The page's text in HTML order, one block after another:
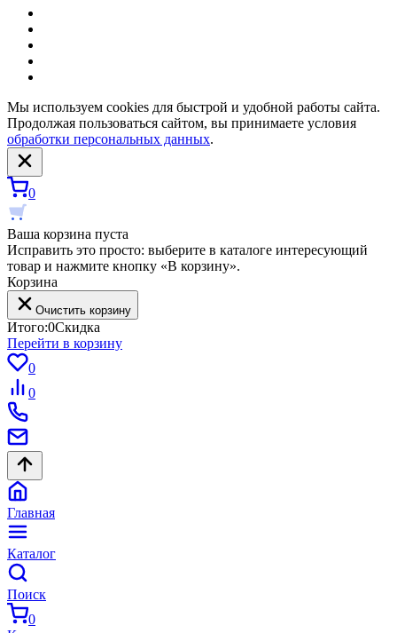
Мы используем cookies для быстрой и удобной работы сайта.
Продолжая пользоваться сайтом, вы принимаете условия
обработки персональных данных.
0
Ваша корзина пуста
Исправить это просто: выберите в каталоге интересующий
товар и нажмите кнопку «В корзину».
Корзина
Очистить корзину
Итого:0Скидка
Перейти в корзину
0
0
Главная
Каталог
Поиск
0